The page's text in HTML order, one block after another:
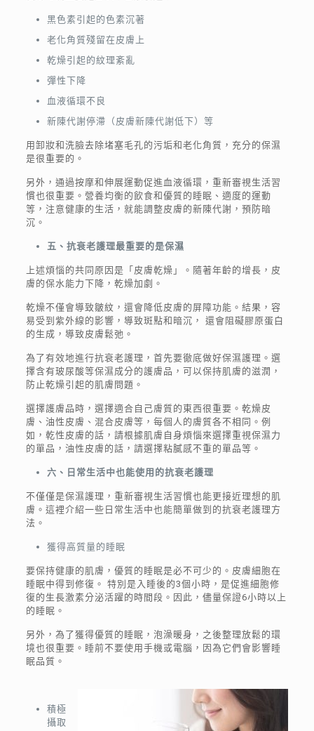
黑色素引起的色素沉著
老化角質殘留在皮膚上
乾燥引起的紋理紊亂
彈性下降
血液循環不良
新陳代謝停滯（皮膚新陳代謝低下）等
用卸妝和洗臉去除堵塞毛孔的污垢和老化角質，充分的保濕
是很重要的。
另外，通過按摩和伸展運動促進血液循環，重新審視生活習
慣也很重要。營養均衡的飲食和優質的睡眠、適度的運動
等，注意健康的生活，就能調整皮膚的新陳代謝，預防暗
沉。
五、抗衰老護理最重要的是保濕
上述煩惱的共同原因是「皮膚乾燥」。隨著年齡的增長，皮
膚的保水能力下降，乾燥加劇。
乾燥不僅會導致皺紋，還會降低皮膚的屏障功能。結果，容
易受到紫外線的影響，導致斑點和暗沉， 還會阻礙膠原蛋白
的生成，導致皮膚鬆弛。
為了有效地進行抗衰老護理，首先要徹底做好保濕護理。選
擇含有玻尿酸等保濕成分的護膚品，可以保持肌膚的滋潤，
防止乾燥引起的肌膚問題。
選擇護膚品時，選擇適合自己膚質的東西很重要。乾燥皮
膚、油性皮膚、混合皮膚等，每個人的膚質各不相同。例
如，乾性皮膚的話，請根據肌膚自身煩惱來選擇重視保濕力
的單品，油性皮膚的話，請選擇粘膩感不重的單品等。
六、日常生活中也能使用的抗衰老護理
不僅僅是保濕護理，重新審視生活習慣也能更接近理想的肌
膚。這裡介紹一些日常生活中也能簡單做到的抗衰老護理方
法。
獲得高質量的睡眠
要保持健康的肌膚，優質的睡眠是必不可少的。皮膚細胞在
睡眠中得到修復。 特別是入睡後的3個小時，是促進細胞修
復的生長激素分泌活躍的時間段。因此，儘量保證6小時以上
的睡眠。
另外，為了獲得優質的睡眠，泡澡暖身，之後整理放鬆的環
境也很重要。睡前不要使用手機或電腦，因為它們會影響睡
眠品質。
積極
攝取